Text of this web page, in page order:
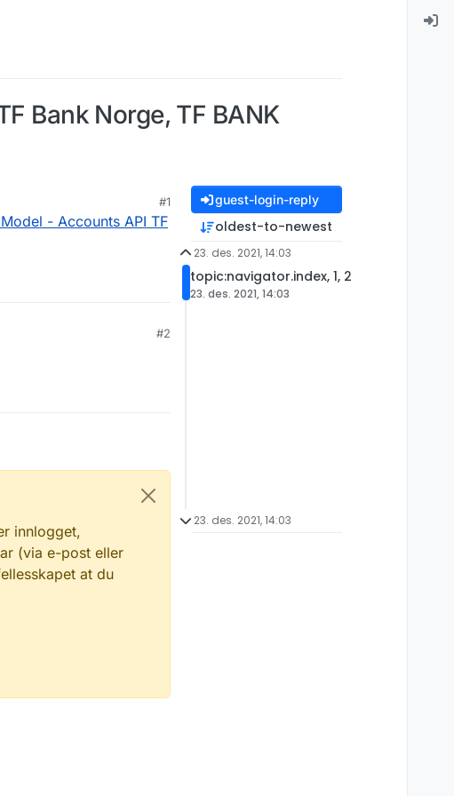
Bank Norge, TF BANK
#1
- Accounts API TF
#2
innlogget,
(via e-post eller
at du
guest-login-reply
oldest-to-newest
23. des. 2021, 14:03
topic:navigator.index, 1, 2
23. des. 2021, 14:03
23. des. 2021, 14:03